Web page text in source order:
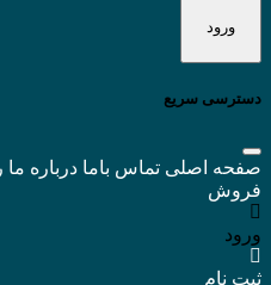
دسترسی سریع
صفحه اصلی تماس باما درباره ما
فروش
ورود
ثبت نام